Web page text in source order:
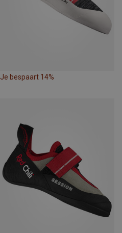
Je bespaart 14%